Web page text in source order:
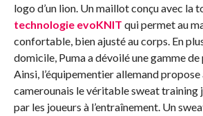
logo d’un lion. Un maillot conçu avec la
technologie evoKNIT qui permet au
confortable, bien ajusté au corps. En
domicile, Puma a dévoilé une gamme
Ainsi, l’équipementier allemand
camerounais le véritable sweat training
par les joueurs à l’entraînement. Un